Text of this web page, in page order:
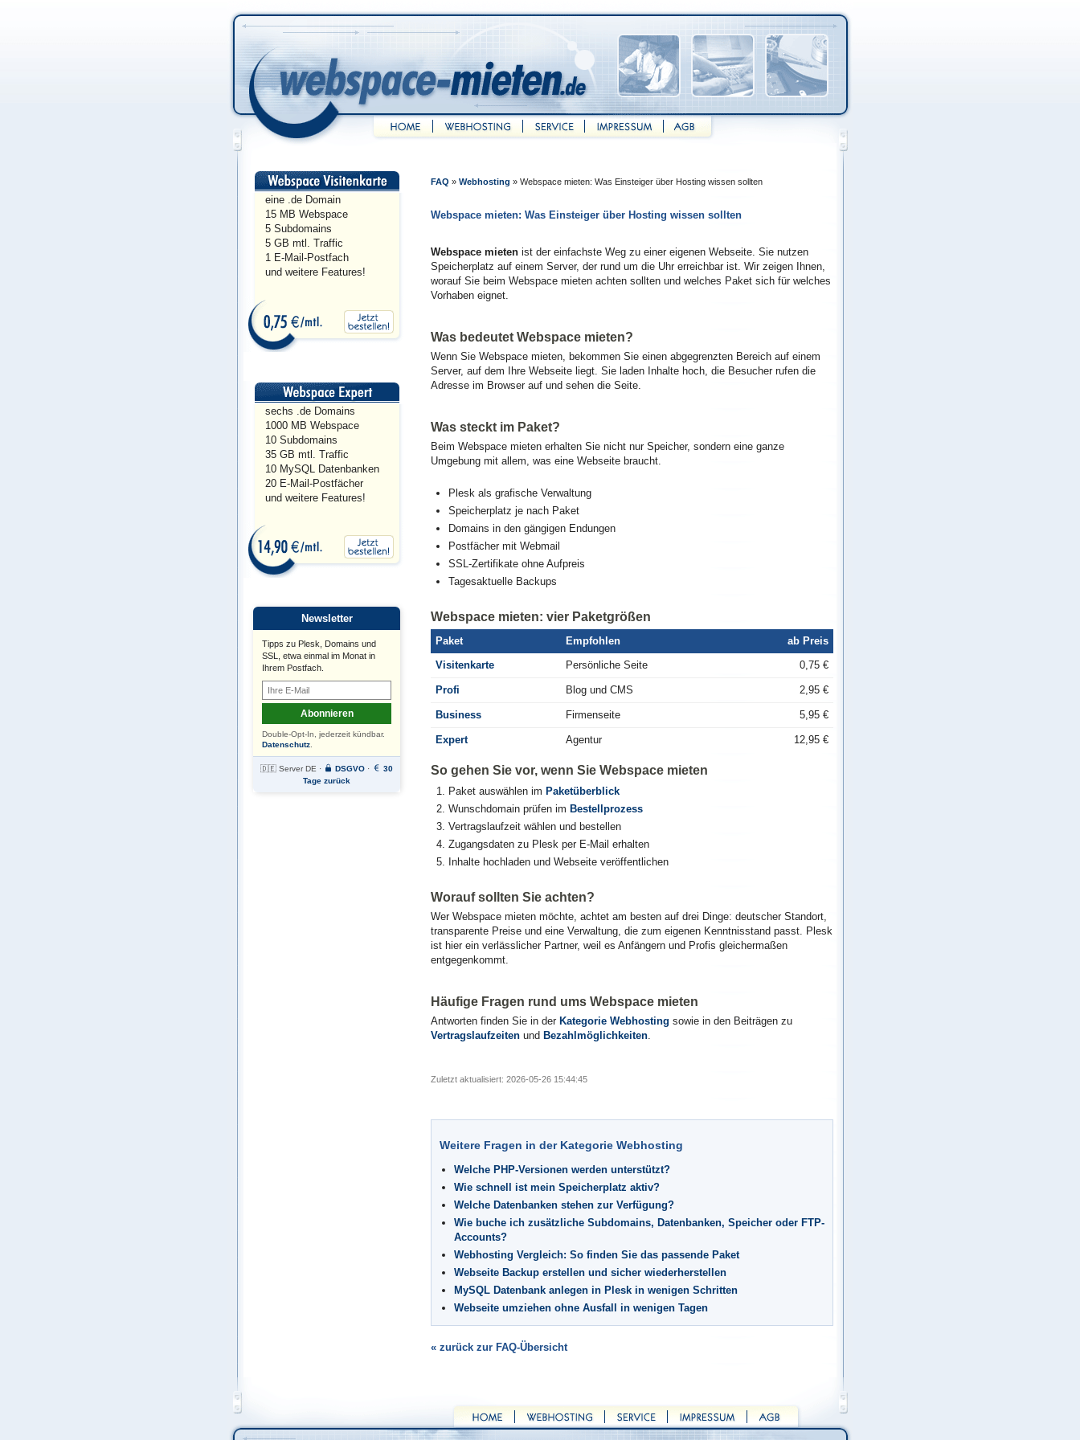
eine .de Domain
15 MB Webspace
5 Subdomains
5 GB mtl. Traffic
1 E-Mail-Postfach
und weitere Features!
sechs .de Domains
1000 MB Webspace
10 Subdomains
35 GB mtl. Traffic
10 MySQL Datenbanken
20 E-Mail-Postfächer
und weitere Features!
Newsletter
Tipps zu Plesk, Domains und
SSL, etwa einmal im Monat in
Ihrem Postfach.
Abonnieren
Double-Opt-In, jederzeit kündbar.
Datenschutz
🇩🇪 Server DE · DSGVO ·
30
Tage zurück
FAQ » Webhosting » Webspace mieten: Was Einsteiger über Hosting wissen sollten
Webspace mieten: Was Einsteiger über Hosting wissen sollten
Webspace mieten ist der einfachste Weg zu einer eigenen Webseite. Sie nutzen
Speicherplatz auf einem Server, der rund um die Uhr erreichbar ist. Wir zeigen Ihnen,
worauf Sie beim Webspace mieten achten sollten und welches Paket sich für welches
Vorhaben eignet.
Was bedeutet Webspace mieten?
Wenn Sie Webspace mieten, bekommen Sie einen abgegrenzten Bereich auf einem
Server, auf dem Ihre Webseite liegt. Sie laden Inhalte hoch, die Besucher rufen die
Adresse im Browser auf und sehen die Seite.
Was steckt im Paket?
Beim Webspace mieten erhalten Sie nicht nur Speicher, sondern eine ganze
Umgebung mit allem, was eine Webseite braucht.
Plesk als grafische Verwaltung
Speicherplatz je nach Paket
Domains in den gängigen Endungen
Postfächer mit Webmail
SSL-Zertifikate ohne Aufpreis
Tagesaktuelle Backups
Webspace mieten: vier Paketgrößen
Paket Empfohlen
ab Preis
Visitenkarte
Persönliche Seite 0,75 €
Profi Blog und CMS 2,95 €
Business Firmenseite 5,95 €
Expert Agentur 12,95 €
So gehen Sie vor, wenn Sie Webspace mieten
Paket auswählen im Paketüberblick
Wunschdomain prüfen im Bestellprozess
Vertragslaufzeit wählen und bestellen
Zugangsdaten zu Plesk per E-Mail erhalten
Inhalte hochladen und Webseite veröffentlichen
Worauf sollten Sie achten?
Wer Webspace mieten möchte, achtet am besten auf drei Dinge: deutscher Standort,
transparente Preise und eine Verwaltung, die zum eigenen Kenntnisstand passt. Plesk
ist hier ein verlässlicher Partner, weil es Anfängern und Profis gleichermaßen
entgegenkommt.
Häufige Fragen rund ums Webspace mieten
Antworten finden Sie in der Kategorie Webhosting sowie in den Beiträgen zu
Vertragslaufzeiten und Bezahlmöglichkeiten.
Zuletzt aktualisiert: 2026-05-26 15:44:45
Weitere Fragen in der Kategorie Webhosting
Welche PHP-Versionen werden unterstützt?
Wie schnell ist mein Speicherplatz aktiv?
Welche Datenbanken stehen zur Verfügung?
Wie buche ich zusätzliche Subdomains, Datenbanken, Speicher oder FTP-
Accounts?
Webhosting Vergleich: So finden Sie das passende Paket
Webseite Backup erstellen und sicher wiederherstellen
MySQL Datenbank anlegen in Plesk in wenigen Schritten
Webseite umziehen ohne Ausfall in wenigen Tagen
« zurück zur FAQ-Übersicht